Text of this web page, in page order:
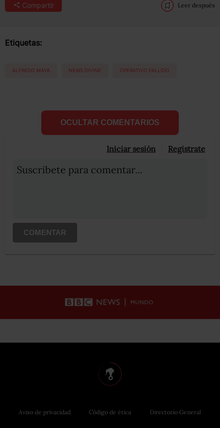
Compartir Leer después
Etiquetas:
ALFREDO MAYA NEWS DIVINE OPERATIVO FALLIDO
OCULTAR COMENTARIOS
Iniciar sesión Registrate
Suscribete para comentar...
COMENTAR
Aviso de privacidad Código de ética Directorio General